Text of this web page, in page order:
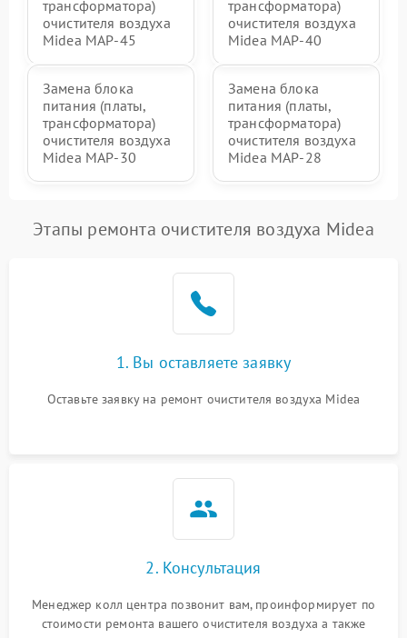
трансформатора)
очистителя воздуха
Midea MAP-45
трансформатора)
очистителя воздуха
Midea MAP-40
Замена блока
питания (платы,
трансформатора)
очистителя воздуха
Midea MAP-30
Замена блока
питания (платы,
трансформатора)
очистителя воздуха
Midea MAP-28
Этапы ремонта очистителя воздуха Midea
1. Вы оставляете заявку
Оставьте заявку на ремонт очистителя воздуха Midea
2. Консультация
Менеджер колл центра позвонит вам, проинформирует по
стоимости ремонта вашего очистителя воздуха а также